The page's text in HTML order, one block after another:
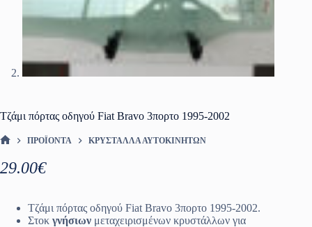
Τζάμι πόρτας οδηγού Fiat Bravo 3πορτο 1995-2002
ΠΡΟΪΌΝΤΑ ΚΡΎΣΤΑΛΛΑ ΑΥΤΟΚΙΝΉΤΩΝ
29.00€
Τζάμι πόρτας οδηγού Fiat Bravo 3πορτο 1995-2002.
Στοκ γνήσιων μεταχειρισμένων κρυστάλλων για